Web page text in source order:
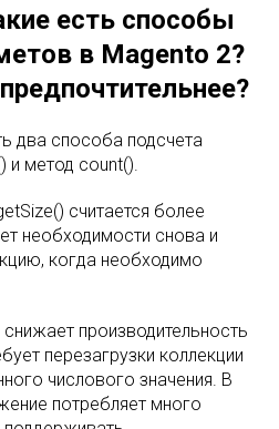
есть способы
в Magento 2?
два способа подсчета
и метод count().
считается более
необходимости снова и
когда необходимо
производительность
перезагрузки коллекции
числового значения. В
потребляет много